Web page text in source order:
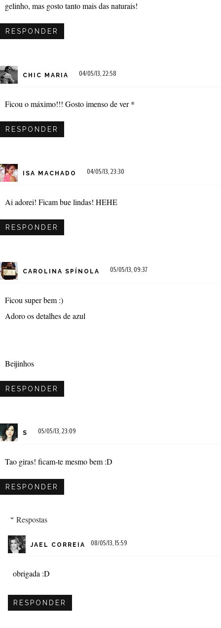
gelinho, mas gosto tanto mais das naturais!
RESPONDER
CHIC MARIA 04/05/13, 22:58
Ficou o máximo!!! Gosto imenso de ver *
RESPONDER
ISA MACHADO 04/05/13, 23:30
Ai adorei! Ficam bue lindas! HEHE
RESPONDER
CAROLINA SPÍNOLA 05/05/13, 09:37
Ficou super bem :)
Adoro os detalhes de azul
Beijinhos
RESPONDER
S 05/05/13, 23:09
Tao giras! ficam-te mesmo bem :D
RESPONDER
Respostas
JAEL CORREIA 08/05/13, 15:59
obrigada :D
RESPONDER